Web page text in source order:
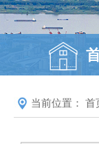
当前位置： 首